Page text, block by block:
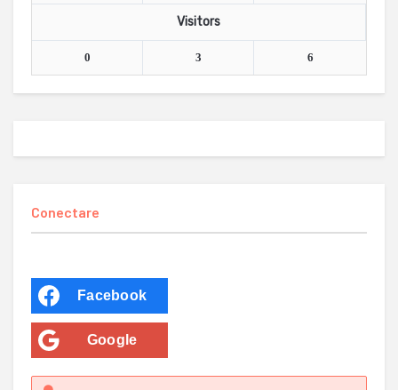
Visitors
0 3 6
Conectare
Facebook
Google